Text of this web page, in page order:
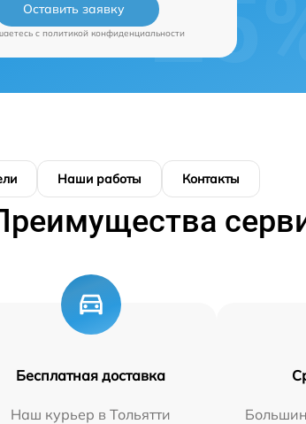
Оставить заявку
c политикой конфиденциальности
Наши работы Контакты
Бесплатная доставка
Наш курьер в Тольятти